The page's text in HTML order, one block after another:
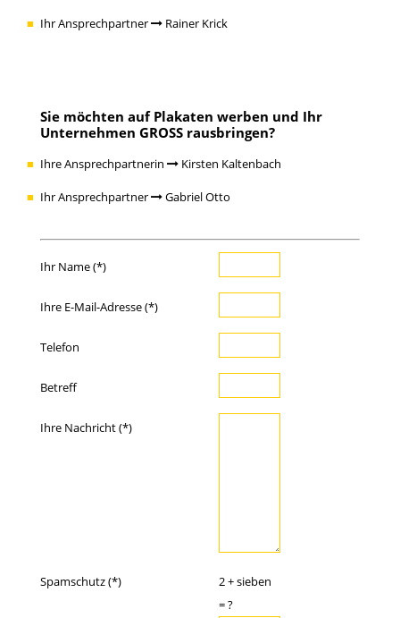
Ihr Ansprechpartner Rainer Krick
Sie möchten auf Plakaten werben und Ihr
Unternehmen GROSS rausbringen?
Ihre Ansprechpartnerin Kirsten Kaltenbach
Ihr Ansprechpartner Gabriel Otto
Ihr Name (*)
Ihre E-Mail-Adresse (*)
Telefon
Betreff
Ihre Nachricht (*)
Spamschutz (*)
2 + sieben
= ?